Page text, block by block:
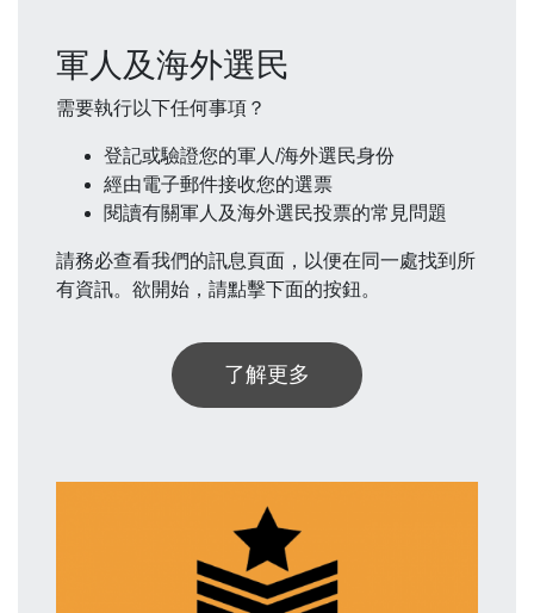
軍人及海外選民
需要執行以下任何事項？
登記或驗證您的軍人/海外選民身份
經由電子郵件接收您的選票
閱讀有關軍人及海外選民投票的常見問題
請務必查看我們的訊息頁面，以便在同一處找到所
有資訊。欲開始，請點擊下面的按鈕。
了解更多